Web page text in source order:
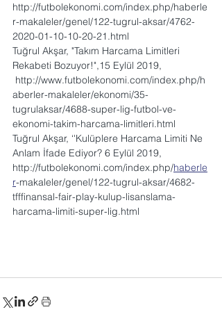
http://futbolekonomi.com/index.php/haberle
r-makaleler/genel/122-tugrul-aksar/4762-
2020-01-10-10-20-21.html
Tuğrul Akşar, "Takım Harcama Limitleri
Rekabeti Bozuyor!",15 Eylül 2019,
http://www.futbolekonomi.com/index.php/h
aberler-makaleler/ekonomi/35-
tugrulaksar/4688-super-lig-futbol-ve-
ekonomi-takim-harcama-limitleri.html
Tuğrul Akşar, ‘'Kulüplere Harcama Limiti Ne
Anlam İfade Ediyor? 6 Eylül 2019,
http://futbolekonomi.com/index.php/haberle
r-makaleler/genel/122-tugrul-aksar/4682-
tfffinansal-fair-play-kulup-lisanslama-
harcama-limiti-super-lig.html